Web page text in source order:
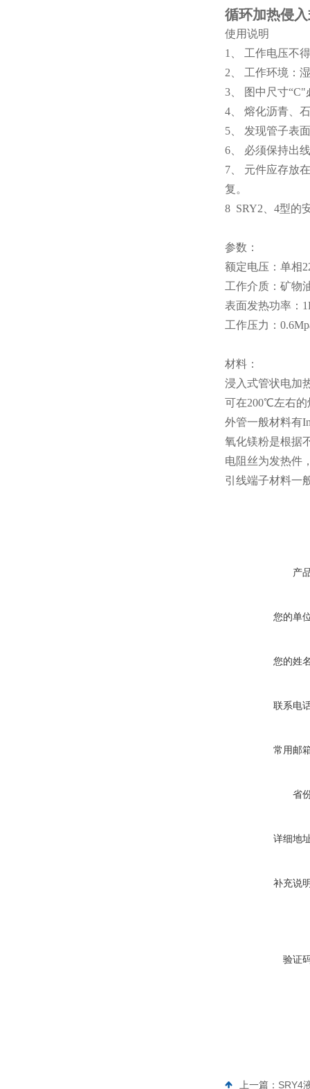
循环加热侵
使用说明
1、 工作电压不
2、 工作环境：
3、 图中尺寸
4、 熔化沥青、
5、 发现管子表
6、 必须保持出
7、 元件应存放
复。
8 SRY2、4型的
参数：
额定电压：单相
工作介质：矿物
表面发热功率：
工作压力：
材料：
浸入式管状电加
可在200℃左右的
外管一般材料有
氧化镁粉是根据
电阻丝为发热件
引线端子材料一
产
您的单
您的姓
联系电
常用邮
省
详细地
补充说
验证
上一篇： SRY4